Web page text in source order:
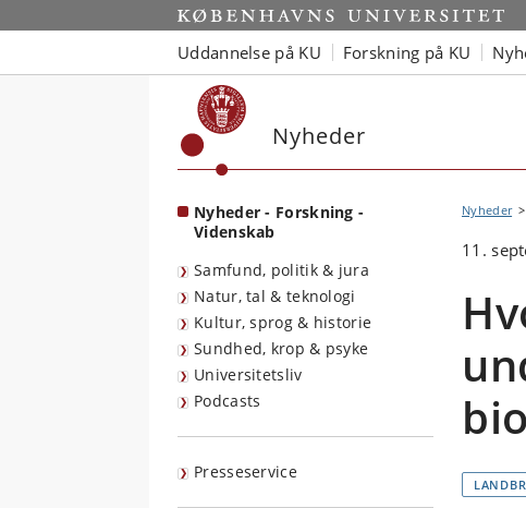
Start
Uddannelse på KU Forskning på KU
Nyheder
Nyheder - Forskning -
Videnskab
Samfund, politik & jura
Natur, tal & teknologi
Kultur, sprog & historie
Sundhed, krop & psyke
Universitetsliv
Podcasts
Presseservice
Nyheder
11.